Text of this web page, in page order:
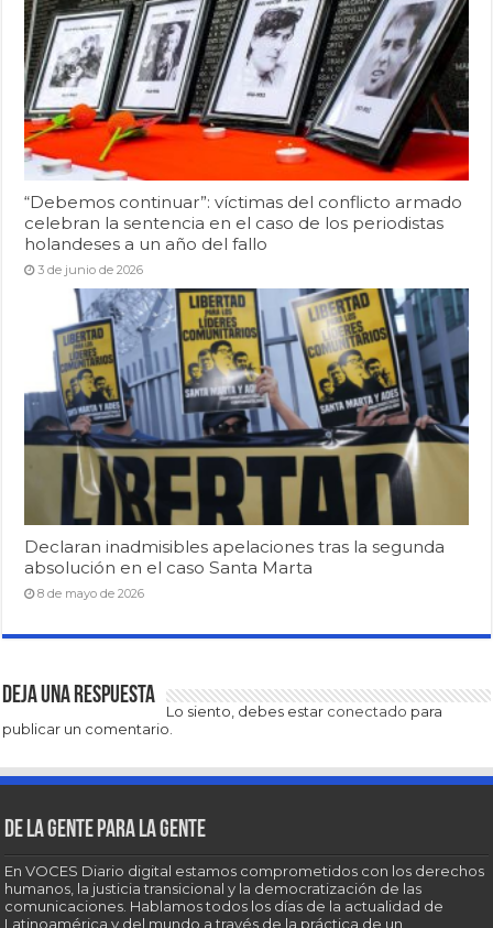
“Debemos continuar”: víctimas del conflicto armado
celebran la sentencia en el caso de los periodistas
holandeses a un año del fallo
3 de junio de 2026
Declaran inadmisibles apelaciones tras la segunda
absolución en el caso Santa Marta
8 de mayo de 2026
Deja una respuesta
Lo siento, debes estar conectado para
publicar un comentario.
De la gente para la gente
En VOCES Diario digital estamos comprometidos con los derechos
humanos, la justicia transicional y la democratización de las
comunicaciones. Hablamos todos los días de la actualidad de
Latinoamérica y del mundo a través de la práctica de un